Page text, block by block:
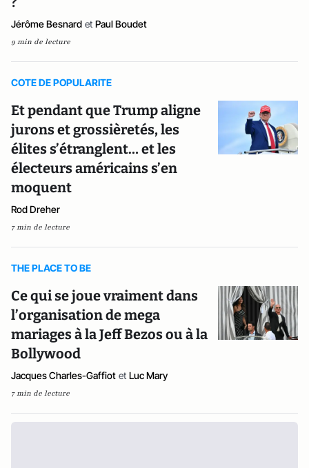
Jérôme Besnard et Paul Boudet
9 min de lecture
COTE DE POPULARITE
Et pendant que Trump aligne
jurons et grossièretés, les
élites s’étranglent… et les
électeurs américains s’en
moquent
Rod Dreher
7 min de lecture
THE PLACE TO BE
Ce qui se joue vraiment dans
l’organisation de mega
mariages à la Jeff Bezos ou à la
Bollywood
Jacques Charles-Gaffiot et Luc Mary
7 min de lecture